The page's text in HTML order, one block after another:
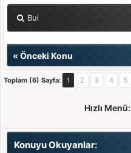
Bul
« Önceki Konu
Toplam (6) Sayfa: 1 2 3 4 5
Hızlı Menü:
Konuyu Okuyanlar: